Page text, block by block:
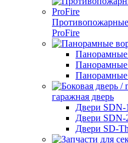
ProFire
Панорамные
Панорамные
Панорамные
гаражная дверь
Двери SDN-1
Двери SDN-
Двери SD-